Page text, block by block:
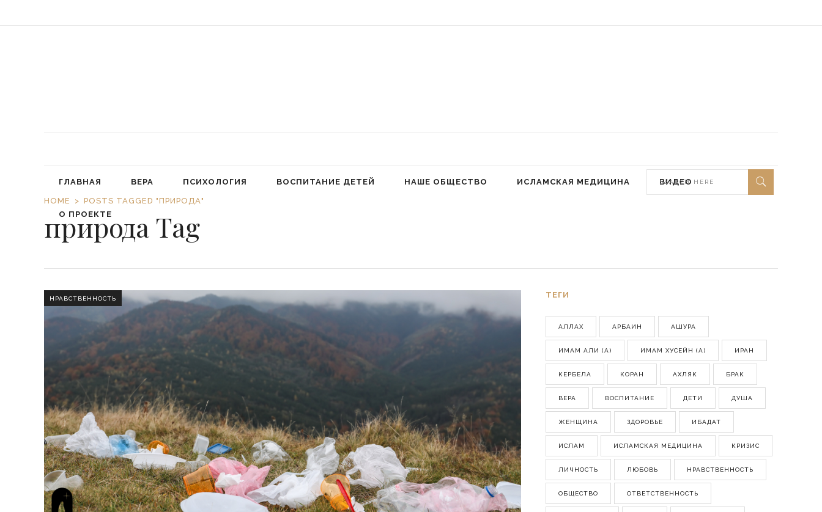
ГЛАВНАЯ ВЕРА ПСИХОЛОГИЯ ВОСПИТАНИЕ ДЕТЕЙ НАШЕ ОБЩЕСТВО ИСЛАМСКАЯ МЕДИЦИНА ВИДЕО
О ПРОЕКТЕ
HOME POSTS TAGGED "ПРИРОДА"
природа Tag
НРАВСТВЕННОСТЬ ТЕГИ
АЛЛАХ АРБАИН АШУРА
ИМАМ АЛИ (А) ИМАМ ХУСЕЙН (А) ИРАН
КЕРБЕЛА КОРАН АХЛЯК БРАК
ВЕРА ВОСПИТАНИЕ ДЕТИ ДУША
ЖЕНЩИНА ЗДОРОВЬЕ ИБАДАТ
ИСЛАМ ИСЛАМСКАЯ МЕДИЦИНА КРИЗИС
ЛИЧНОСТЬ ЛЮБОВЬ НРАВСТВЕННОСТЬ
ОБЩЕСТВО ОТВЕТСТВЕННОСТЬ